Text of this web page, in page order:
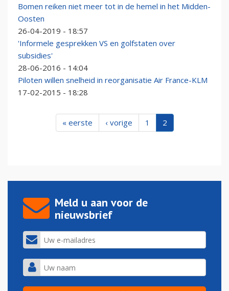
Bomen reiken niet meer tot in de hemel in het Midden-
Oosten
26-04-2019 - 18:57
'Informele gesprekken VS en golfstaten over
subsidies'
28-06-2016 - 14:04
Piloten willen snelheid in reorganisatie Air France-KLM
17-02-2015 - 18:28
« eerste ‹ vorige 1 2
Meld u aan voor de
nieuwsbrief